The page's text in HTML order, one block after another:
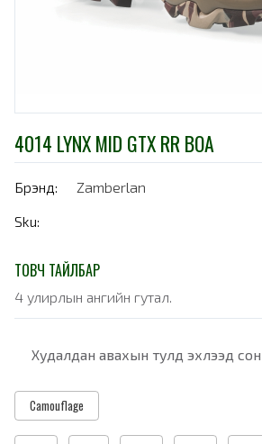
4014 LYNX MID GTX RR BOA
Брэнд:
Zamberlan
Sku:
ТОВЧ ТАЙЛБАР
4 улирлын ангийн гутал.
Худалдан авахын тулд эхлээд
Camouflage